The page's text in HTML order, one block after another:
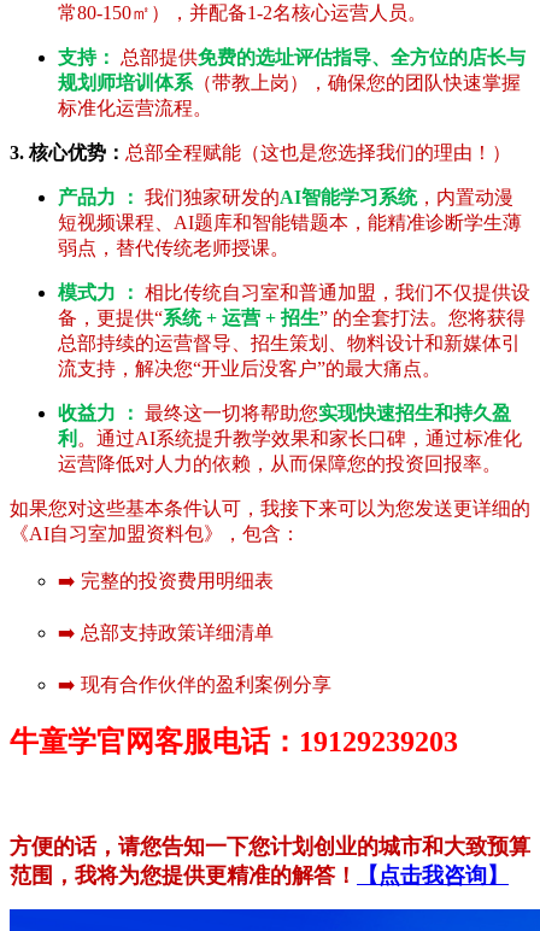
常80-150㎡），并配备1-2名核心运营人员。
支持： 总部提供免费的选址评估指导、全方位的店长与
规划师培训体系 （带教上岗），确保您的团队快速掌握
标准化运营流程。
3. 核心优势： 总部全程赋能（这也是您选择我们的理由！）
产品力 ： 我们独家研发的AI智能学习系统，内置动漫
短视频课程、AI题库和智能错题本，能精准诊断学生薄
弱点，替代传统老师授课。
模式力 ： 相比传统自习室和普通加盟，我们不仅提供设
备，更提供“系统 + 运营 + 招生” 的全套打法。您将获得
总部持续的运营督导、招生策划、物料设计和新媒体引
流支持，解决您“开业后没客户”的最大痛点。
收益力 ： 最终这一切将帮助您实现快速招生和持久盈
利 。通过AI系统提升教学效果和家长口碑，通过标准化
运营降低对人力的依赖，从而保障您的投资回报率。
如果您对这些基本条件认可，我接下来可以为您发送更详细的
《AI自习室加盟资料包》，包含：
➡️ 完整的投资费用明细表
➡️ 总部支持政策详细清单
➡️ 现有合作伙伴的盈利案例分享
牛童学官网客服电话：19129239203
方便的话，请您告知一下您计划创业的城市和大致预算
范围，我将为您提供更精准的解答！
【点击我咨询】